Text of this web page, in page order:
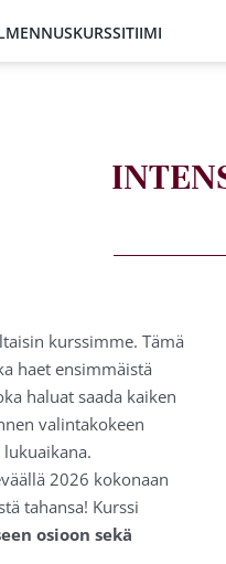
kurssimme. Tämä
haet ensimmäistä
haluat saada kaiken
valintakokeen
2026 kokonaan
tahansa! Kurssi
osioon sekä